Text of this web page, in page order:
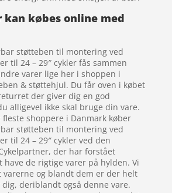
kan købes online med
støtteben til montering ved
til 24 – 29″ cykler fås sammen
varer lige her i shoppen i
& støttehjul. Du får oven i købet
der giver dig en god
alligevel ikke skal bruge din vare.
fleste shoppere i Danmark køber
støtteben til montering ved
til 24 – 29″ cykler ved den
der har forstået
have de rigtige varer på hylden. Vi
varerne og blandt dem er der helt
deriblandt også denne vare.